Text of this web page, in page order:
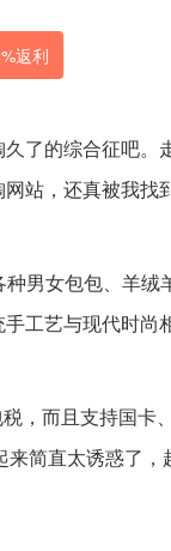
返利
了的综合征吧。
站，还真被我找
种男女包包、羊绒
工艺与现代时尚
，而且支持国卡
简直太诱惑了，